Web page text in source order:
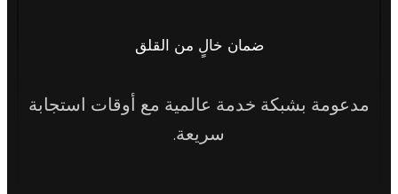
ضمان خالٍ من القلق
بشبكة خدمة عالمية مع أوقات استجابة